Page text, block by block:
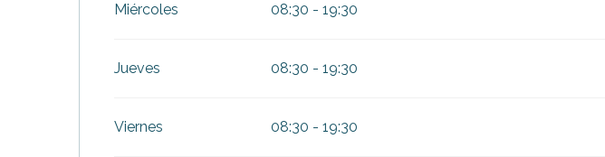
Miércoles 08:30 - 19:30
Jueves 08:30 - 19:30
Viernes 08:30 - 19:30